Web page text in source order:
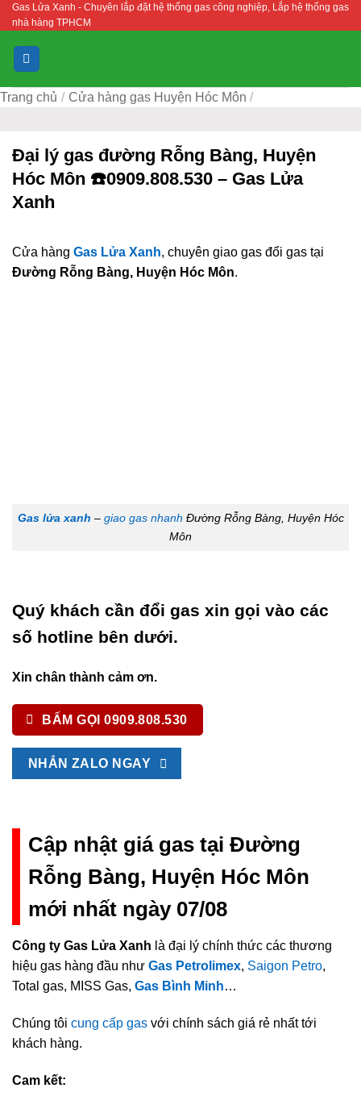
Bỏ
qua
nội
dung
Gas Lửa Xanh - Chuyên lắp đặt hệ thống gas công nghiệp, Lắp hệ thống gas
nhà hàng TPHCM
Trang chủ / Cửa hàng gas Huyện Hóc Môn /
Đại lý gas đường Rỗng Bàng, Huyện
Hóc Môn ☎️0909.808.530 – Gas Lửa
Xanh
Cửa hàng Gas Lửa Xanh, chuyên giao gas đổi gas tại
Đường Rỗng Bàng, Huyện Hóc Môn.
Gas lửa xanh – giao gas nhanh Đường Rỗng Bàng, Huyện Hóc
Môn
Quý khách cần đổi gas xin gọi vào các
số hotline bên dưới.
Xin chân thành cảm ơn.
BẤM GỌI 0909.808.530
NHẮN ZALO NGAY
Cập nhật giá gas tại Đường
Rỗng Bàng, Huyện Hóc Môn
mới nhất ngày 07/08
Công ty Gas Lửa Xanh là đại lý chính thức các thương
hiệu gas hàng đầu như Gas Petrolimex, Saigon Petro,
Total gas, MISS Gas, Gas Bình Minh…
Chúng tôi cung cấp gas với chính sách giá rẻ nhất tới
khách hàng.
Cam kết: